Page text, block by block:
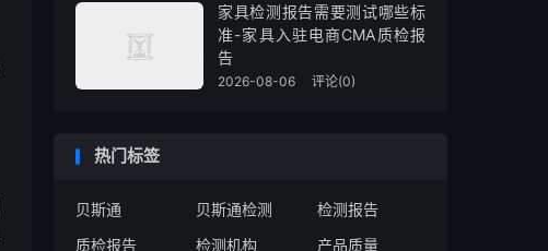
家具检测报告需要测试哪些标
准-家具入驻电商CMA质检报
告
2026-08-06 评论(0)
热门标签
贝斯通 贝斯通检测
检测报告
质检报告
检测机构
产品质量